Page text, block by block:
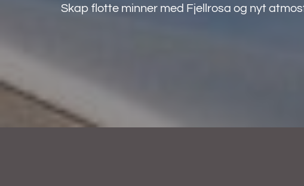
Skap flotte minner med Fjellrosa og nyt